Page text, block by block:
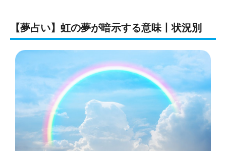
【夢占い】虹の夢が暗示する意味丨状況別